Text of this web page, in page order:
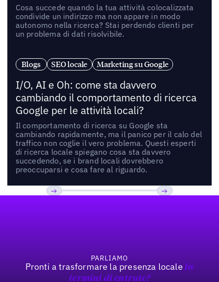
Cosa succede quando la tua attività colocalizzata
condivide un indirizzo ma non appare in modo
autonomo nella ricerca? Stai perdendo clienti per
un problema di dati risolvibile.
Blogs SEO locale Marketing su Google
I/O, AI e Oh: come sta davvero
cambiando il comportamento di ricerca
Google per le attività locali?
Il comportamento di ricerca su Google sta
cambiando rapidamente, ma il panico per il calo del
traffico non coglie il vero problema. Questi esperti
di ricerca locale spiegano cosa sta davvero
succedendo, se i brand locali dovrebbero
preoccuparsi e cosa fare al riguardo.
PARLIAMO
Pronti a trasformare la presenza locale In
termini di entrate?